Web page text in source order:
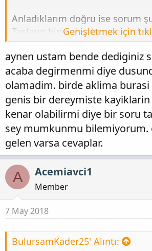
Anladıklarım doğru ise sorum
Taşların birisinin altını
diye..?
Genişletmek için
aynen ustam bende dediginiz
acaba degirmenmi diye
olamadim. birde aklima burasi
genis bir dereymiste
kenar olabilirmi diye bir soru
sey mumkunmu bilemiyorum.
gelen varsa cevaplar.
A Acemiavci1
Member
7 May 2018
BulursamKader25' Alıntı: